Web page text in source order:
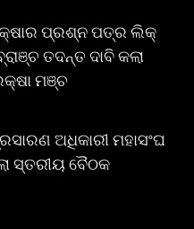
ପ୍ରଶ୍ନ ପତ୍ର ଲିକ୍
ତଦନ୍ତ ଦାବି କଲା
ମଞ୍ଚ
ଅଧିକାରୀ ମହାସଂଘ
ସ୍ତରୀୟ ବୈଠକ